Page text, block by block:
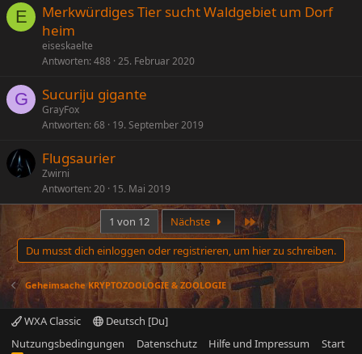
E
Merkwürdiges Tier sucht Waldgebiet um Dorf
heim
eiseskaelte
Antworten 488 25. Februar 2020
G Sucuriju gigante
GrayFox
Antworten 68 19. September 2019
Flugsaurier
Zwirni
Antworten 20 15. Mai 2019
1 von 12 Nächste Letzte
Du musst dich einloggen oder registrieren, um hier zu schreiben.
Geheimsache KRYPTOZOOLOGIE & ZOOLOGIE
WXA Classic
Deutsch [Du]
Nutzungsbedingungen
Datenschutz Hilfe und Impressum Start